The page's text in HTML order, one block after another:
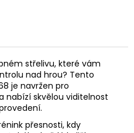
střelivu, které vám
nad hrou? Tento
je navržen pro
nabízí skvělou viditelnost
přesnosti, kdy